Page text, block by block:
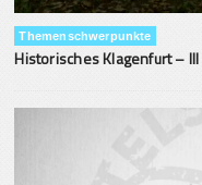
Themenschwerpunkte
Historisches Klagenfurt – III